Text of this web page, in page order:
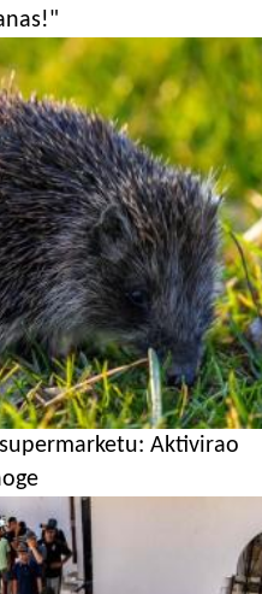
Aktivirao